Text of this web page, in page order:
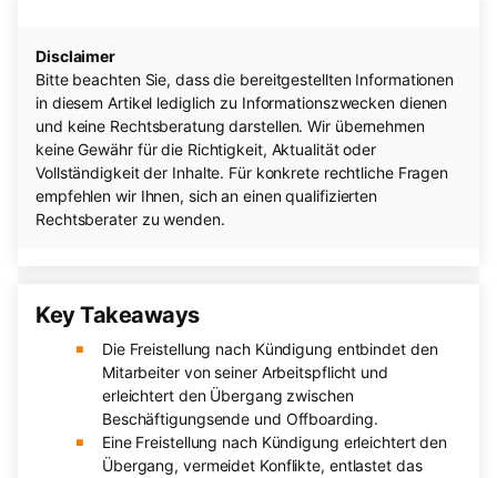
Disclaimer
Bitte beachten Sie, dass die bereitgestellten Informationen
in diesem Artikel lediglich zu Informationszwecken dienen
und keine Rechtsberatung darstellen. Wir übernehmen
keine Gewähr für die Richtigkeit, Aktualität oder
Vollständigkeit der Inhalte. Für konkrete rechtliche Fragen
empfehlen wir Ihnen, sich an einen qualifizierten
Rechtsberater zu wenden.
Key Takeaways
Die Freistellung nach Kündigung entbindet den
Mitarbeiter von seiner Arbeitspflicht und
erleichtert den Übergang zwischen
Beschäftigungsende und Offboarding.
Eine Freistellung nach Kündigung erleichtert den
Übergang, vermeidet Konflikte, entlastet das